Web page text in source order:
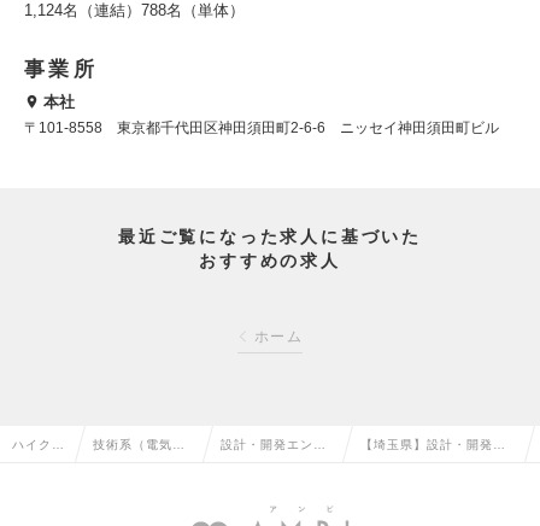
1,124名（連結）788名（単体）
事業所
本社
〒101-8558 東京都千代田区神田須田町2-6-6 ニッセイ神田須田町ビル
最近ご覧になった求人に基づいた
おすすめの求人
ホーム
ハイクラ 技術系（電気・ 設計・開発エンジ
の転職
【埼玉県】設計・開発エ